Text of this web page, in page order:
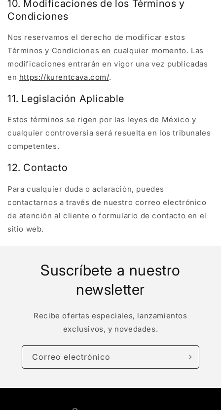
10. Modificaciones de los Términos y
Condiciones
Nos reservamos el derecho de modificar estos
Términos y Condiciones en cualquier momento. Las
modificaciones entrarán en vigor una vez publicadas
en https://kurentcava.com/.
11. Legislación Aplicable
Estos términos se rigen por las leyes de México y
cualquier controversia será resuelta en los tribunales
competentes.
12. Contacto
Para cualquier duda o aclaración, puedes
contactarnos a través de nuestro correo electrónico
de atención al cliente o formulario de contacto en el
sitio web.
Suscríbete a nuestro
newsletter
Recibe ofertas especiales, lanzamientos
exclusivos, y novedades.
Correo electrónico